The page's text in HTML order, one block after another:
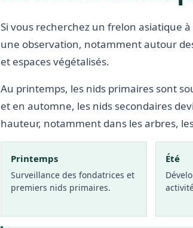
Si vous recherchez un frelon asiatique
une observation, notamment autour
et espaces végétalisés.
Au printemps, les nids primaires sont
et en automne, les nids secondaires
hauteur, notamment dans les arbres,
Printemps
Surveillance des fondatrices et
premiers nids primaires.
Été